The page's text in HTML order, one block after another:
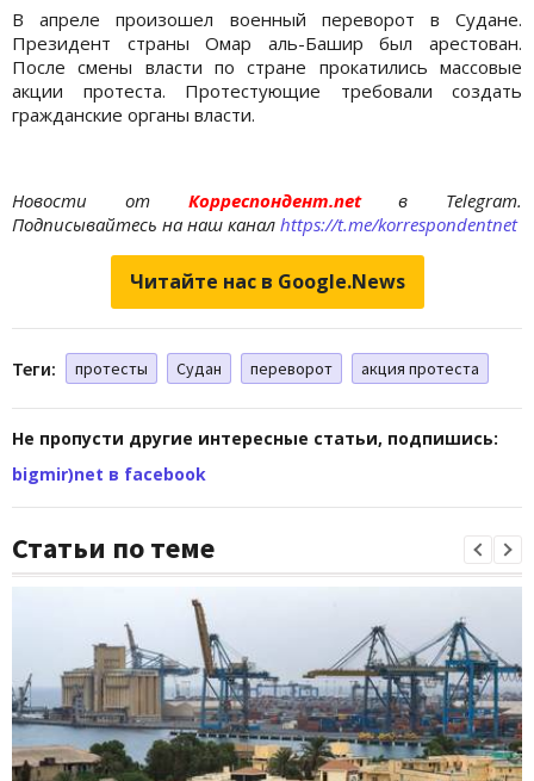
В апреле произошел военный переворот в Судане.
Президент страны Омар аль-Башир был арестован.
После смены власти по стране прокатились массовые
акции протеста. Протестующие требовали создать
гражданские органы власти.
Новости отКорреспондент.netв Telegram.
Подписывайтесь на наш канал https://t.me/korrespondentnet
Читайте нас в Google.News
Теги: протесты Судан переворот акция протеста
Не пропусти другие интересные статьи, подпишись:
bigmir)net в facebook
Статьи по теме